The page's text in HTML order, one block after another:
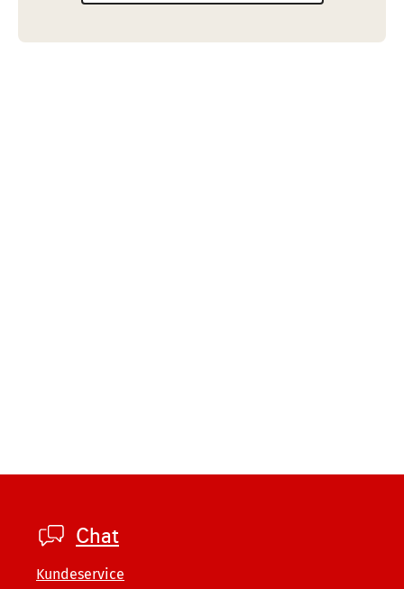
Footer
private
Chat
Kundeservice